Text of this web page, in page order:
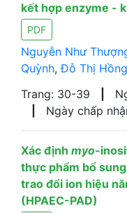
kết hợp enzyme -
PDF
Nguyễn Như
Quỳnh,Đỗ Thị
Trang: 30-39
Ngày chấp
Xác định myo-
thực phẩm bổ
trao đổi ion hiệu
(HPAEC-PAD)